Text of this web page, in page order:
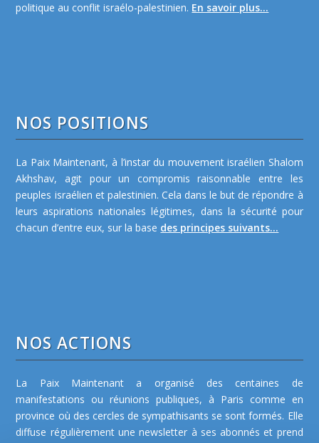
politique au conflit israélo-palestinien. En savoir plus...
NOS POSITIONS
La Paix Maintenant, à l’instar du mouvement israélien Shalom
Akhshav, agit pour un compromis raisonnable entre les
peuples israélien et palestinien. Cela dans le but de répondre à
leurs aspirations nationales légitimes, dans la sécurité pour
chacun d’entre eux, sur la base des principes suivants...
NOS ACTIONS
La Paix Maintenant a organisé des centaines de
manifestations ou réunions publiques, à Paris comme en
province où des cercles de sympathisants se sont formés. Elle
diffuse régulièrement une newsletter à ses abonnés et prend